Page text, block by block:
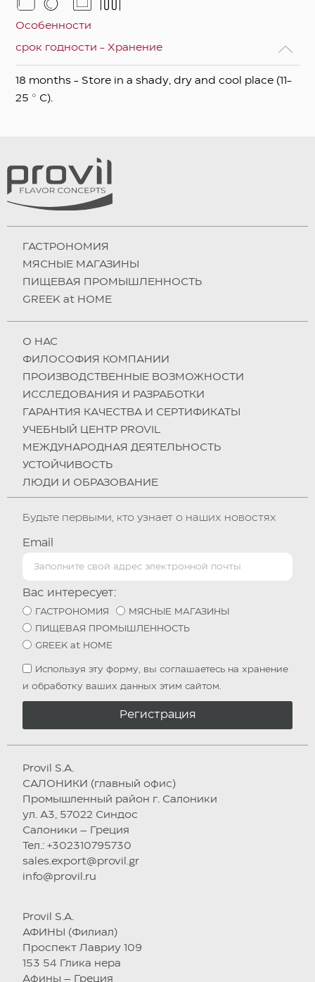
Особенности
срок годности - Хранение
18 months - Store in a shady, dry and cool place (11-
25 ° C).
ГАСТРОНОМИЯ
МЯСНЫЕ МАГАЗИНЫ
ПИЩЕВАЯ ПРОМЫШЛЕННОСТЬ
GREEK at HOME
О НAC
ФИЛОСОФИЯ КОМПАНИИ
ПРОИЗВОДСТВЕННЫЕ ВОЗМОЖНОСТИ
ИССЛЕДОВАНИЯ И РАЗРАБОТКИ
ГАРАНТИЯ КАЧЕСТВА И СЕРТИФИКАТЫ
УЧЕБНЫЙ ЦЕНТР PROVIL
МЕЖДУНАРОДНАЯ ДЕЯТЕЛЬНОСТЬ
УСТОЙЧИВОСТЬ
ЛЮДИ И ОБРАЗОВАНИЕ
Будьте первыми, кто узнает о наших новостях
Email
Вас интересует:
ГАСТРОНОМИЯ
МЯСНЫЕ МАГАЗИНЫ
ПИЩЕВАЯ ПРОМЫШЛЕННОСТЬ
GREEK at HOME
Используя эту форму, вы соглашаетесь на хранение
и обработку ваших данных этим сайтом.
Регистрация
Provil S.A.
САЛОНИКИ (главный офис)
Промышленный район г. Салоники
ул. А3, 57022 Синдос
Салоники – Греция
Тел.: +302310795730
sales.export@provil.gr
info@provil.ru
Provil S.A.
АФИНЫ (Филиал)
Проспект Лавриу 109
153 54 Глика нера
Афины – Греция